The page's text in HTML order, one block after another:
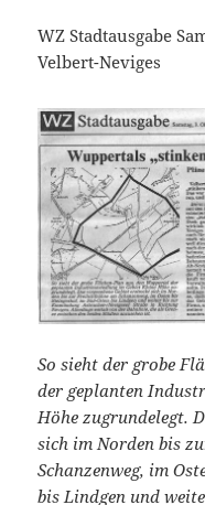
WZ Stadtausgabе
Velbert-Neviges
So sieht der grobe
der geplanten
Höhe zugrundelegt.
sich im Norden bis
Schanzenweg, im
bis Lindgen und